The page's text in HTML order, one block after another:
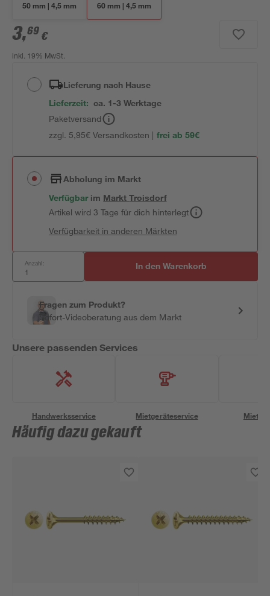
50 mm | 4,5 mm 60 mm | 4,5 mm
3,69 €
inkl. 19% MwSt.
Lieferung nach Hause
Lieferzeit: ca. 1-3 Werktage
Paketversand
zzgl. 5,95€ Versandkosten | frei ab 59€
Abholung im Markt
Verfügbar im MarktTroisdorf
Artikel wird 3 Tage für dich hinterlegt
Verfügbarkeit in anderen Märkten
Anzahl: In den Warenkorb
Fragen zum Produkt?
Sofort-Videoberatung aus dem Markt
Unsere passenden Services
Handwerksservice Mietgeräteservice
Häufig dazu gekauft